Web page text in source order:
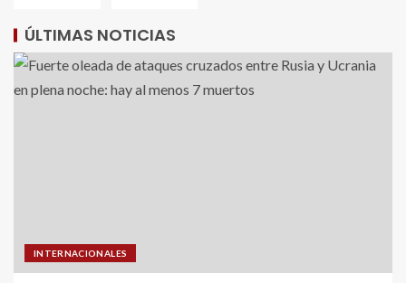
ÚLTIMAS NOTICIAS
INTERNACIONALES